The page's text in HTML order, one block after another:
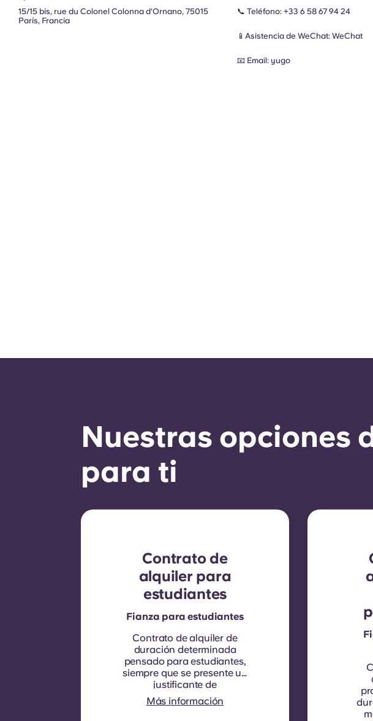
15/15 bis, rue du Colonel Colonna d'Ornano, 75015
París, Francia
📞 Teléfono:+33 6 58 67 94 24
📱Asistencia de WeChat:WeChat
📧 Email: yugo
Nuestras opciones
para ti
Contrato de
alquiler para
estudiantes
Fianza para estudiantes
Contrato de alquiler de
duración determinada
pensado para estudiantes,
siempre que se presente un
justificante de
matriculación. La duración
del contrato es de nueve
Más información